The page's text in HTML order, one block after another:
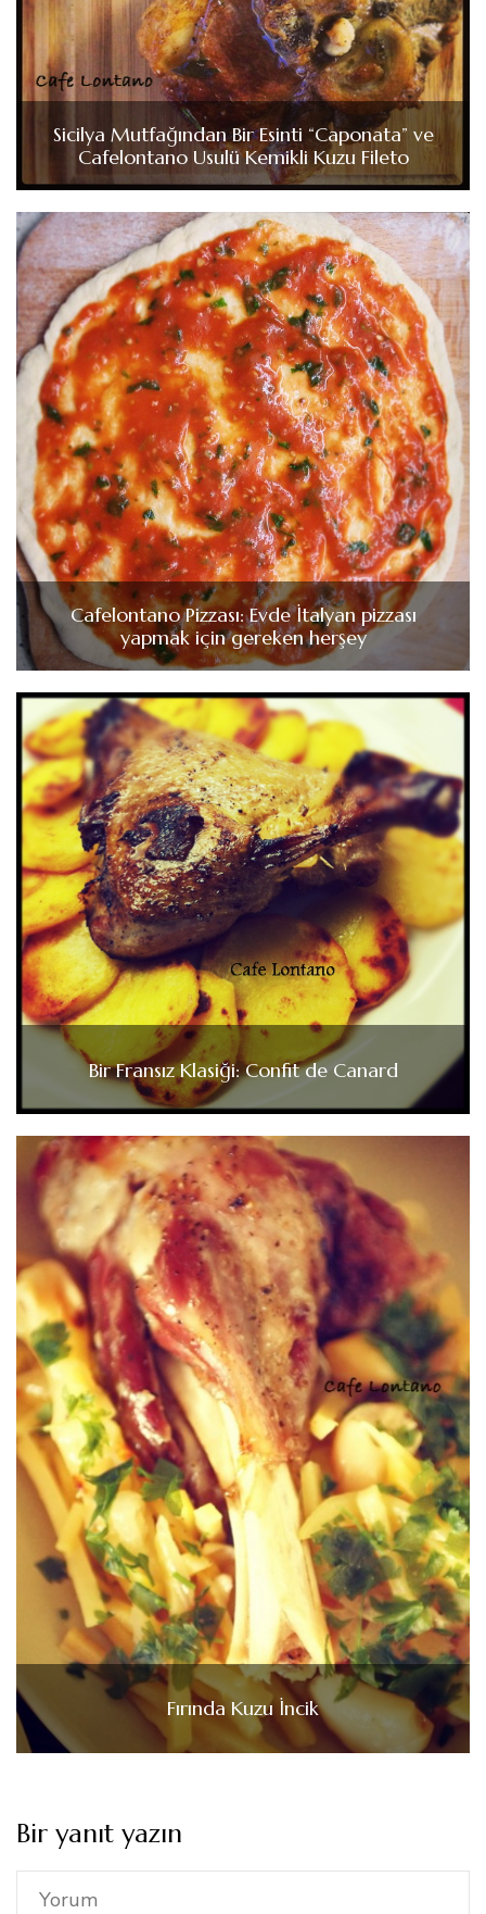
Sicilya Mutfağından Bir Esinti “Caponata” ve
Cafelontano Usulü Kemikli Kuzu Fileto
Cafelontano Pizzası: Evde İtalyan pizzası
yapmak için gereken herşey
Bir Fransız Klasiği: Confit de Canard
Fırında Kuzu İncik
Bir yanıt yazın